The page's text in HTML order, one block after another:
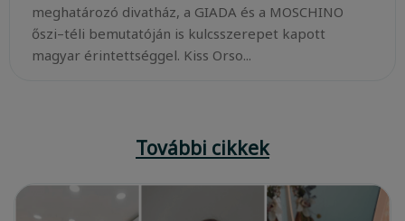
meghatározó divatház, a GIADA és a MOSCHINO
őszi–téli bemutatóján is kulcsszerepet kapott
magyar érintettséggel. Kiss Orso...
További cikkek